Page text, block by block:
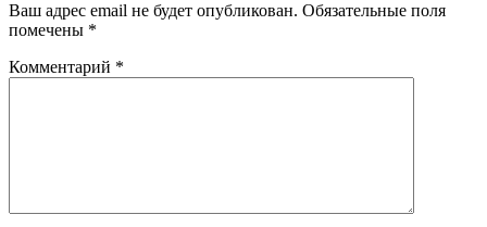
Ваш адрес email не будет опубликован. Обязательные поля
помечены *
Комментарий *